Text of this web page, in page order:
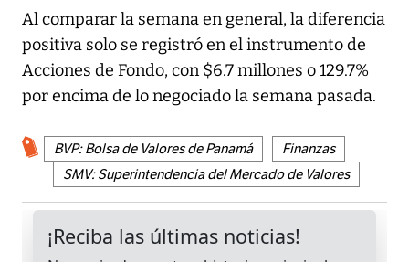
Al comparar la semana en general, la diferencia
positiva solo se registró en el instrumento de
Acciones de Fondo, con $6.7 millones o 129.7%
por encima de lo negociado la semana pasada.
BVP: Bolsa de Valores de Panamá
Finanzas
SMV: Superintendencia del Mercado de Valores